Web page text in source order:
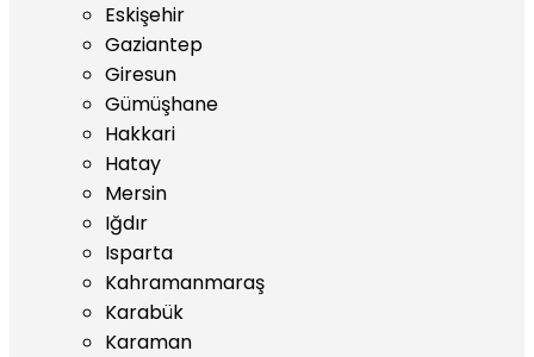
Eskişehir
Gaziantep
Giresun
Gümüşhane
Hakkari
Hatay
Mersin
Iğdır
Isparta
Kahramanmaraş
Karabük
Karaman